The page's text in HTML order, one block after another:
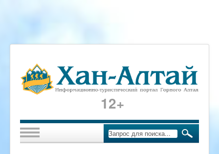
12+